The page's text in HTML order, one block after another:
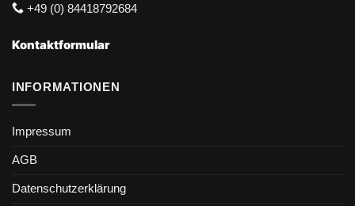
+49 (0) 84418792684
Kontaktformular
INFORMATIONEN
Impressum
AGB
Datenschutzerklärung